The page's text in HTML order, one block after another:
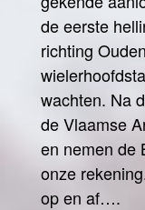
de eerste
richting
wachten. Na
de Vlaamse
en nemen de
onze
op en af….